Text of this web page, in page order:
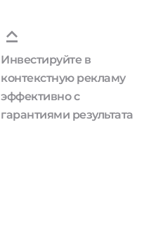
Инвестируйте в
контекстную рекламу
эффективно с
гарантиями результата